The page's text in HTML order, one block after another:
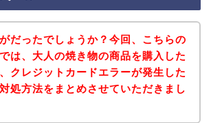
だったでしょうか？今回、こちらの
は、大人の焼き物の商品を購入した
クレジットカードエラーが発生した
処方法をまとめさせていただきまし